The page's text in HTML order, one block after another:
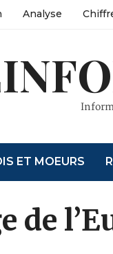
Analyse
ET MOEURS
de